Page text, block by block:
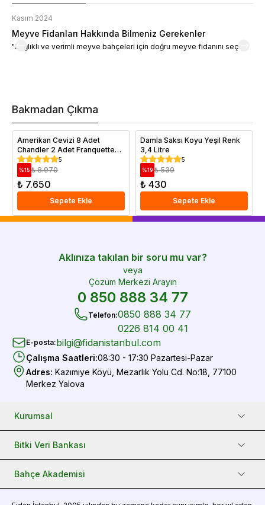
Kasım 2024
Meyve Fidanları Hakkında Bilmeniz Gerekenler
"Sağlıklı ve verimli meyve bahçeleri için doğru meyve fidanını seçin."
Bakmadan Çıkma
Amerikan Cevizi 8 Adet
Chandler 2 Adet Franquette
Paket Fidan Kampanyası
5
%15 ₺ 8.970
₺ 7.650
Sepete Ekle
Damla Saksı Koyu Yeşil Renk
3,4 Litre
5
%19 ₺ 530
₺ 430
Sepete Ekle
Aklınıza takılan bir soru mu var?
veya
Çözüm Merkezi Arayın
0 850 888 34 77
Telefon:0850 888 34 77
0226 814 00 41
E-posta:bilgi@fidanistanbul.com
Çalışma Saatleri:08:30 - 17:30 Pazartesi-Pazar
Adres: Kazımiye Köyü, Mezarlık Yolu Cd. No:18, 77100
Merkez Yalova
Kurumsal
Bitki Veri Bankası
Bahçe Akademisi